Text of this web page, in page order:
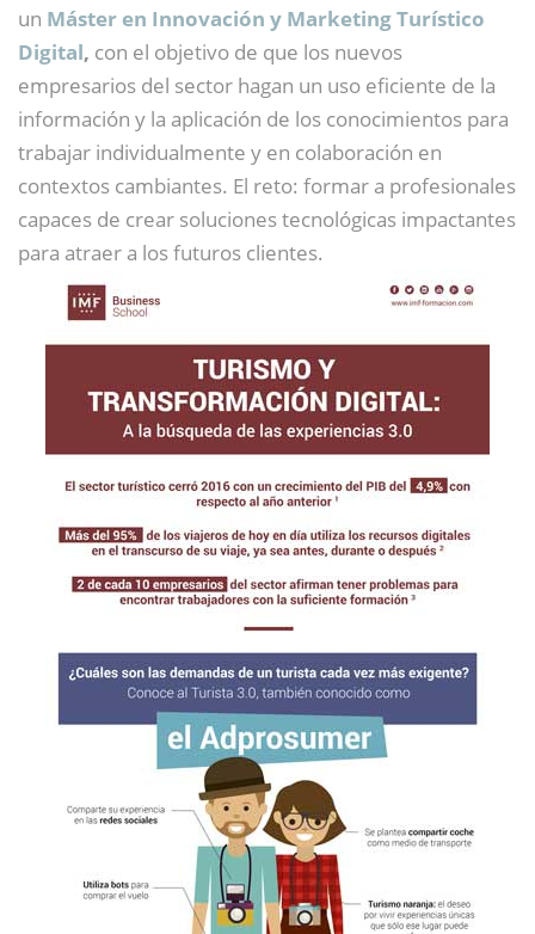
un Máster en Innovación y Marketing Turístico
Digital, con el objetivo de que los nuevos
empresarios del sector hagan un uso eficiente de la
información y la aplicación de los conocimientos para
trabajar individualmente y en colaboración en
contextos cambiantes. El reto: formar a profesionales
capaces de crear soluciones tecnológicas impactantes
para atraer a los futuros clientes.